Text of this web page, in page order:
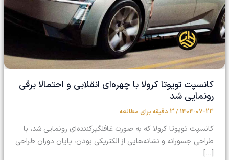
کانسپت تویوتا کرولا با چهره‌ای انقلابی و احتمالا برقی
رونمایی شد
1404-07-23
/ 3 دقیقه برای مطالعه
کانسپت تویوتا کرولا که به صورت غافلگیرکننده‌ای رونمایی شد، با
طراحی جسورانه و نشانه‌هایی از الکتریکی بودن، پایان دوران طراحی
[…]